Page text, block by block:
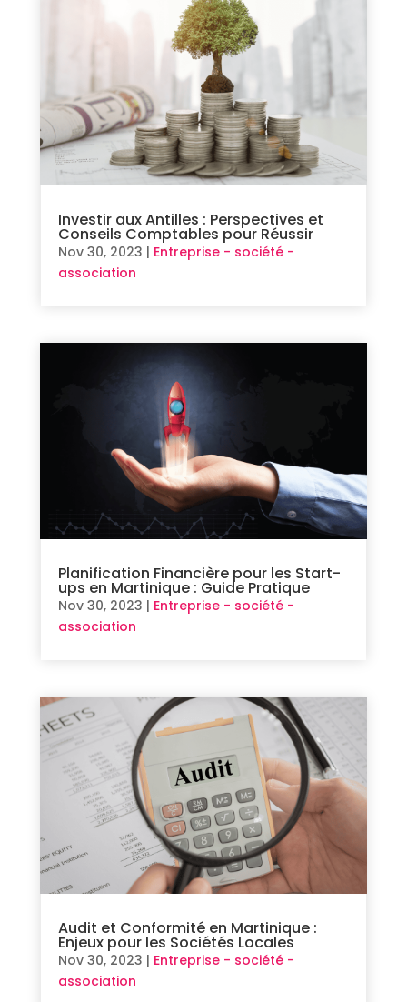
Investir aux Antilles : Perspectives et
Conseils Comptables pour Réussir
Nov 30, 2023 | Entreprise - société -
association
Planification Financière pour les Start-
ups en Martinique : Guide Pratique
Nov 30, 2023 | Entreprise - société -
association
Audit et Conformité en Martinique :
Enjeux pour les Sociétés Locales
Nov 30, 2023 | Entreprise - société -
association